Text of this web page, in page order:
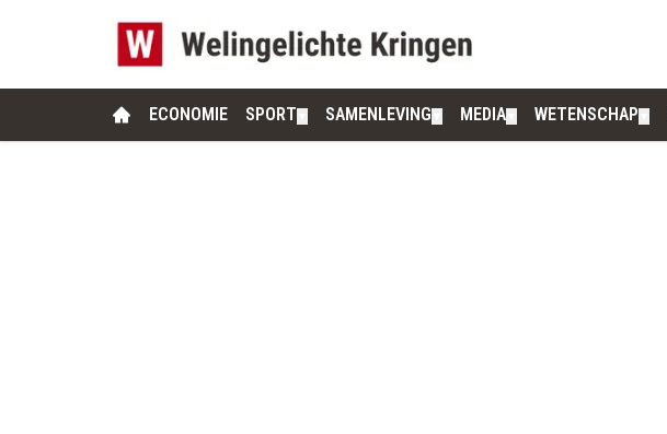
ECONOMIE SPORT SAMENLEVING MEDIA WETENSCHAP